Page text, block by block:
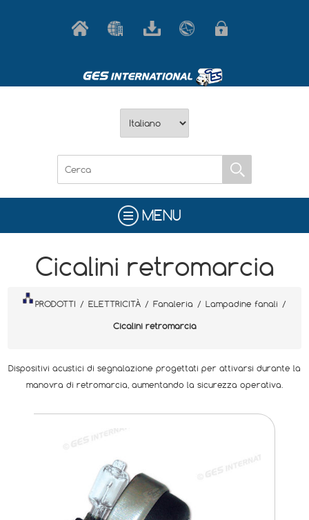
MENU
Cicalini retromarcia
PRODOTTI / ELETTRICITÀ / Fanaleria / Lampadine fanali /
Cicalini retromarcia
Dispositivi acustici di segnalazione progettati per attivarsi durante la
manovra di retromarcia, aumentando la sicurezza operativa.